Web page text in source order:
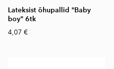
Lateksist õhupallid "Baby
boy" 6tk
4,07 €